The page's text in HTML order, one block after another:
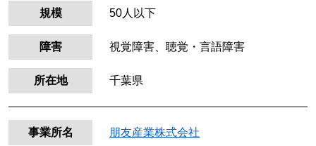
規模 50人以下
障害 視覚障害、聴覚・言語障害
所在地 千葉県
事業所名 朋友産業株式会社